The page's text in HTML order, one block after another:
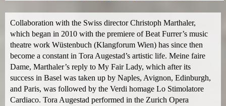
Collaboration with the Swiss director Christoph Marthaler,
which began in 2010 with the premiere of Beat Furrer’s music
theatre work Wüstenbuch (Klangforum Wien) has since then
become a constant in Tora Augestad’s artistic life. Meine faire
Dame, Marthaler’s reply to My Fair Lady, which after its
success in Basel was taken up by Naples, Avignon, Edinburgh,
and Paris, was followed by the Verdi homage Lo Stimolatore
Cardiaco. Tora Augestad performed in the Zurich Opera